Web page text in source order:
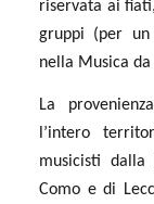
riservata ai
gruppi (per
nella Musica
La
l’intero
musicisti
Como e di